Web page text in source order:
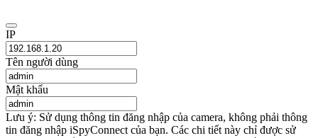
IP
Tên người dùng
Mật khẩu
Lưu ý: Sử dụng thông tin đăng nhập của camera, không phải thông
tin đăng nhập iSpyConnect của bạn. Các chi tiết này chỉ được sử